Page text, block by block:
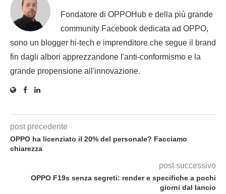
Fondatore di OPPOHub e della più grande
community Facebook dedicata ad OPPO,
sono un blogger hi-tech e imprenditore che segue il brand
fin dagli albori apprezzandone l'anti-conformismo e la
grande propensione all'innovazione.
post precedente
OPPO ha licenziato il 20% del personale? Facciamo
chiarezza
post successivo
OPPO F19s senza segreti: render e specifiche a pochi
giorni dal lancio